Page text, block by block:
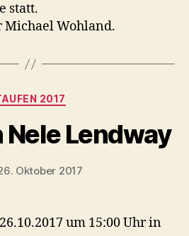
statt.
Michael Wohland.
Kategorien
2017
Nele Lendway
Oktober 2017
um 15:00 Uhr in